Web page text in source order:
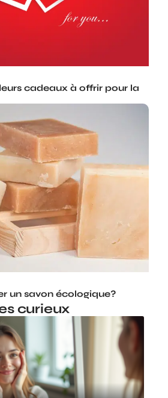
cadeaux à offrir pour la
un savon écologique?
curieux